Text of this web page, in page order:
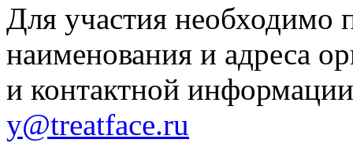
Для участия необходимо
наименования и адреса
и контактной
y@treatface.ru